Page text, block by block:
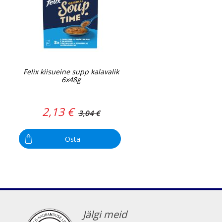
Felix kiisueine supp kalavalik
6x48g
2,13 € 3,04 €
Osta
Jälgi meid